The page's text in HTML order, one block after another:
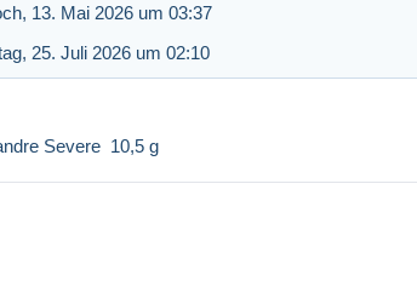
13. Mai 2026 um 03:37
25. Juli 2026 um 02:10
Severe 10,5 g